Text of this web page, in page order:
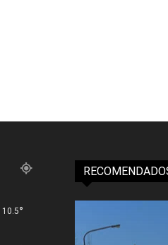
10.5°